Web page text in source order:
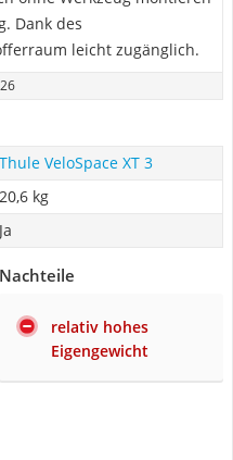
Dank des
leicht zugänglich.
Thule VeloSpace XT 3
20,6 kg
Ja
Nachteile
relativ hohes
Eigengewicht